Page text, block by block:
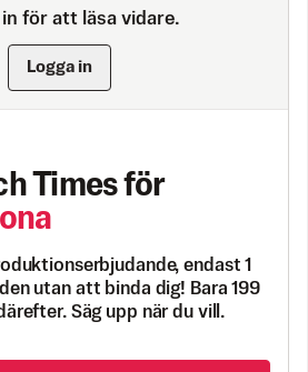
in för att läsa vidare.
Logga in
Times för
endast 1
utan att binda dig! Bara 199
Säg upp när du vill.